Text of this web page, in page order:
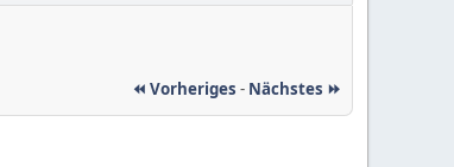
⏪ Vorheriges - Nächstes ⏩